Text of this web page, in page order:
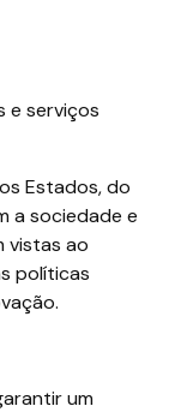
e serviços
Estados, do
a sociedade e
vistas ao
políticas
um